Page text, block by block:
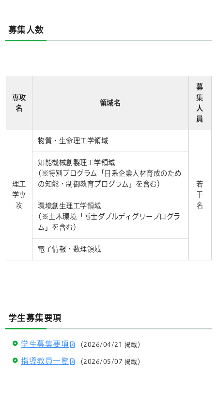
募集人数
専攻
名
領域名
募
集
人
員
理工
学専
攻
物質・生命理工学領域
若
干
名
知能機械創製理工学領域
(※特別プログラム「日系企業人材育成のため
の知能・制御教育プログラム」を含む）
環境創生理工学領域
(※土木環境「博士ダブルディグリープログラ
ム」を含む）
電子情報・数理領域
学生募集要項
学生募集要項 （2026/04/21 掲載）
指導教員一覧 （2026/05/07 掲載）